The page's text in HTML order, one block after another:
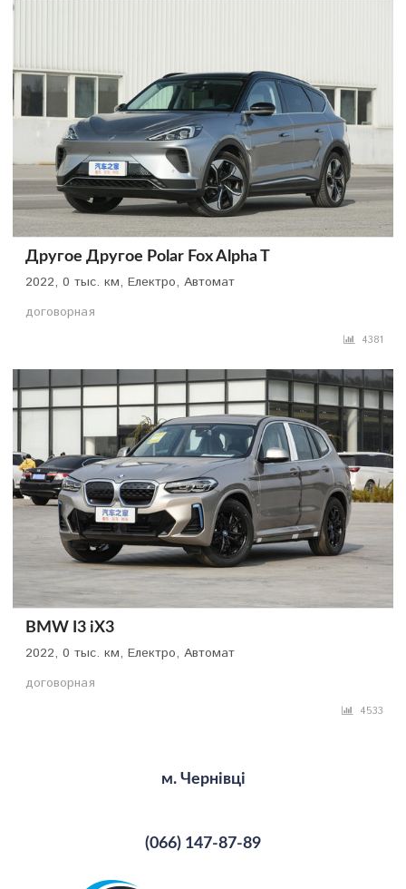
Другое Другое Polar Fox Alpha T
2022, 0 тыс. км, Електро, Автомат
договорная
4381
BMW I3 iX3
2022, 0 тыс. км, Електро, Автомат
договорная
4533
м. Чернівці
(066) 147-87-89